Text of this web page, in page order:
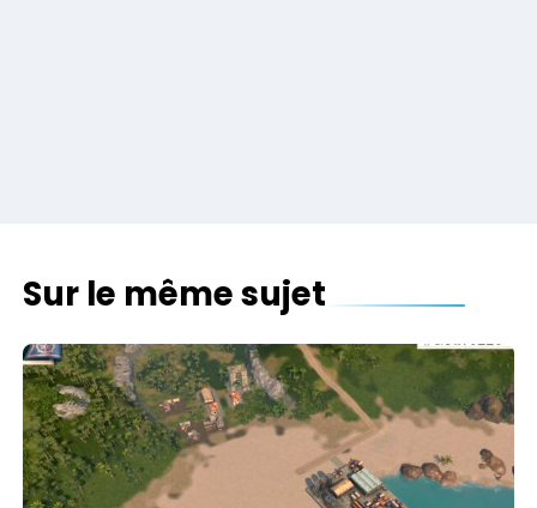
Sur le même sujet